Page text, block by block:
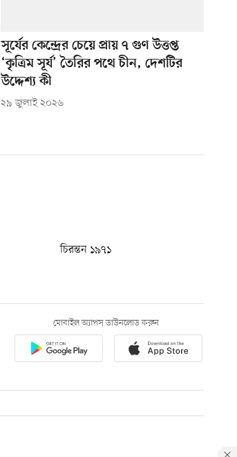
সূর্যের কেন্দ্রের চেয়ে প্রায় ৭ গুণ উত্তপ্ত
‘কৃত্রিম সূর্য’ তৈরির পথে চীন, দেশটির
উদ্দেশ্য কী
২৯ জুলাই ২০২৬
চিরন্তন ১৯৭১
মোবাইল অ্যাপস ডাউনলোড করুন